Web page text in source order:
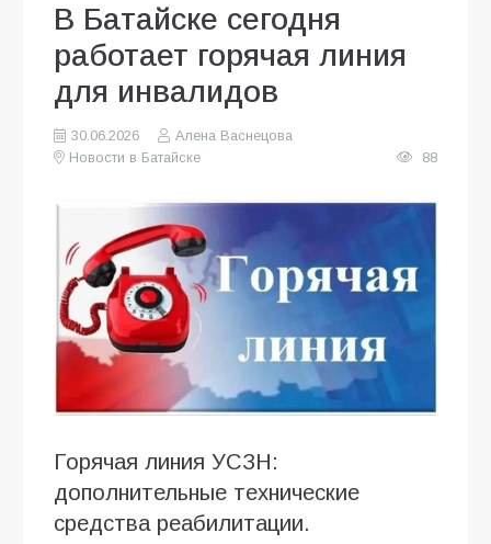
В Батайске сегодня
работает горячая линия
для инвалидов
30.06.2026
Алена Васнецова
Новости в Батайске
88
Горячая линия УСЗН:
дополнительные технические
средства реабилитации.